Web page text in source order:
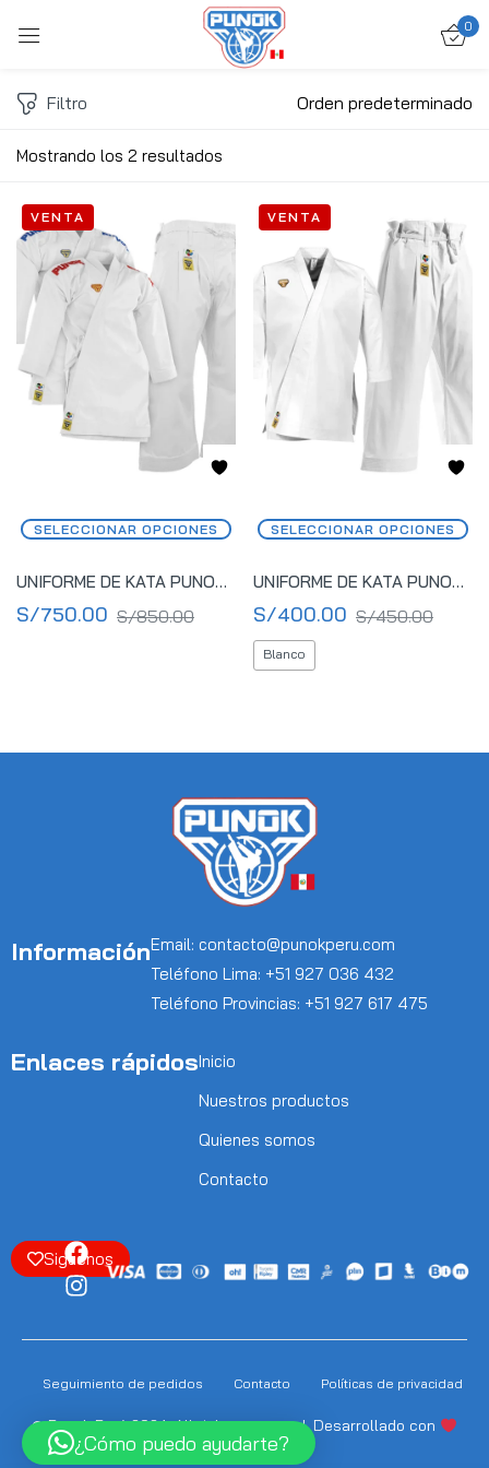
0
Mostrando los 2 resultados
Filtro Orden predeterminado
VENTA
SELECCIONAR OPCIONES
UNIFORME DE KATA PUNOK GOLD CANVAS II WKF SET (2 CHAQUETAS Y 1 PANTALÓN)
S/750.00 S/850.00
VENTA
SELECCIONAR OPCIONES
UNIFORME DE KATA PUNOK GOLD I CANVAS WKF
S/400.00 S/450.00
Blanco
InformaciónEmail: contacto@punokperu.com
Teléfono Lima: +51 927 036 432
Teléfono Provincias: +51 927 617 475
Enlaces rápidosInicio
Nuestros productos
Quienes somos
Contacto
Siguenos
© Punok Perú 2024. All rights reserved. Desarrollado con
Soneptiai.com
Seguimiento de pedidos Contacto Políticas de privacidad
¿Cómo puedo ayudarte?
Ingresar
Acuérdate de mí Contraseña perdida?
ACCEDER
CREAR UNA CUENTA